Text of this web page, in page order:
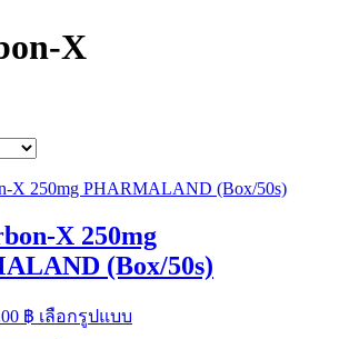
X
X 250mg
(Box/50s)
฿ Price
เลือกรูปแบบ